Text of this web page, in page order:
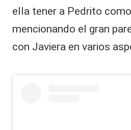
ella tener a Pedrito
mencionando el gran
con Javiera en varios